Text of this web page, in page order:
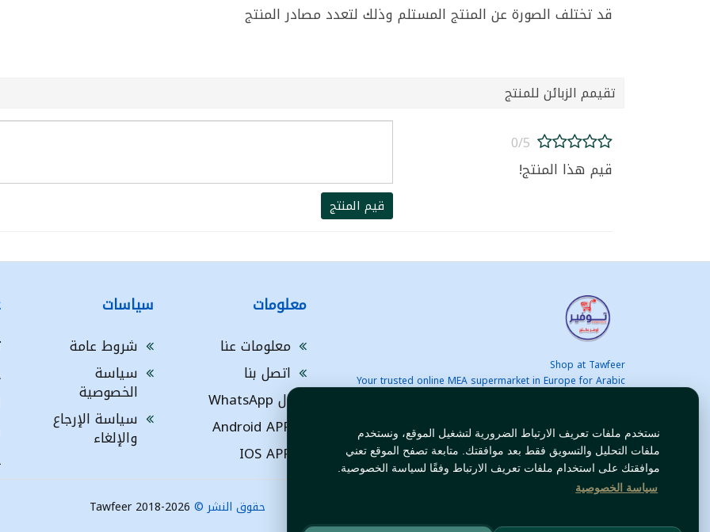
نستخدم ملفات تعريف الارتباط الضرورية لتشغيل الموقع، ونستخدم
ملفات التحليل والتسويق فقط بعد موافقتك. متابعة تصفح الموقع تعني
موافقتك على استخدام ملفات تعريف الارتباط وفقًا لسياسة الخصوصية.
سياسة الخصوصية
قد تختلف الصورة عن المنتج المستلم وذلك لتعدد مصادر المنتج
تقيمم الزبائن للمنتج
0/5
قيم هذا المنتج!
قيم المنتج
Shop at Tawfeer
Your trusted online MEA supermarket in Europe for Arabic
معلومات
معلومات عنا
اتصل بنا
ال WhatsApp
Android APP
IOS APP
سياسات
شروط عامة
سياسة
الخصوصية
سياسة الإرجاع
والإلغاء
حقوق النشر © Tawfeer 2018-2026